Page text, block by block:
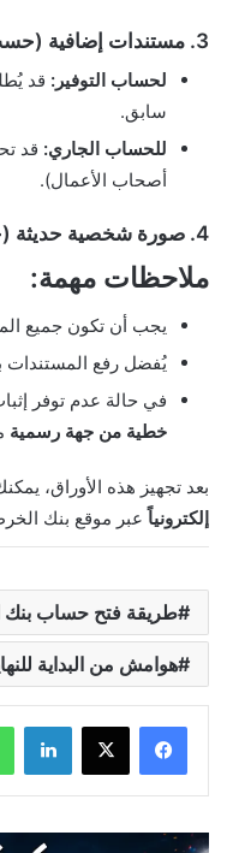
3. مستندات إضافية (حسب نوع الحساب)
لحساب التوفير: قد
سابق.
للحساب الجاري: قد
أصحاب الأعمال).
4. صورة شخصية حديثة
ملاحظات مهمة:
يجب أن تكون جميع
يُفضل رفع المستندات
في حالة عدم توفر
خطية من جهة رسمية
بعد تجهيز هذه الأوراق،
إلكترونياً عبر موقع بنك
طريقة فتح حساب بنك
هوامش من البداية
لينكدإن